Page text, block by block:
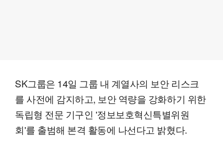
SK그룹은 14일 그룹 내 계열사의 보안 리스크
를 사전에 감지하고, 보안 역량을 강화하기 위한
독립형 전문 기구인 '정보보호혁신특별위원
회'를 출범해 본격 활동에 나선다고 밝혔다.